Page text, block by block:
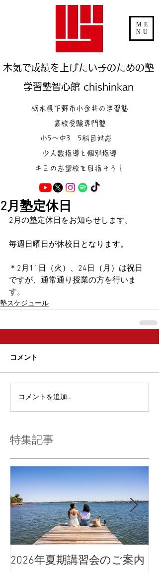
本気で成績を上げたい子のための塾
学習塾智心館 chishinkan
ME
NU
栃木県下野市小金井の学習塾
高校受験専門塾
小5～中3 5科目対応
少人数指導と個別指導
キミの志望校を目指そう！
2月塾定休日
2月の塾定休日をお知らせします。
​毎週日曜日が休校日となります。​
＊2月11日（火）、24日（月）は祝日
ですが、通常通り授業の方を行いま
す。
塾スケジュール
コメント
コメントを追加…
特集記事
2026年夏期講習会のご案内